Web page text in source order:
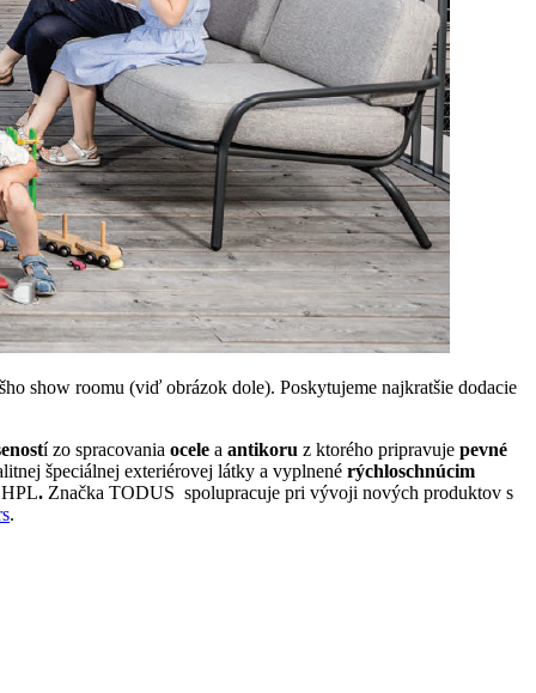
show roomu (viď obrázok dole). Poskytujeme najkratšie dodacie
í zo spracovania ocele a antikoru z ktorého pripravuje pevné
špeciálnej exteriérovej látky a vyplnené rýchloschnúcim
. Značka TODUS spolupracuje pri vývoji nových produktov s
.